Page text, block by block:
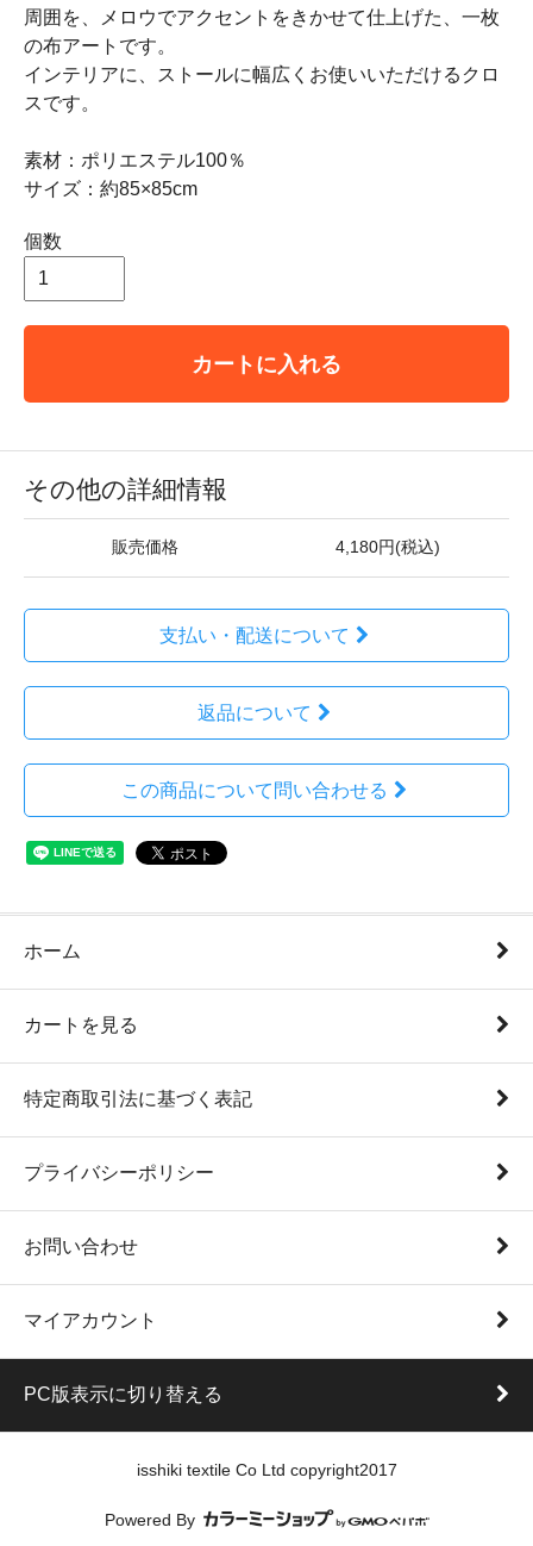
周囲を、メロウでアクセントをきかせて仕上げた、一枚
の布アートです。
インテリアに、ストールに幅広くお使いいただけるクロ
スです。
素材：ポリエステル100％
サイズ：約85×85cm
個数
カートに入れる
その他の詳細情報
販売価格 4,180円(税込)
支払い・配送について
返品について
この商品について問い合わせる
ホーム
カートを見る
特定商取引法に基づく表記
プライバシーポリシー
お問い合わせ
マイアカウント
PC版表示に切り替える
isshiki textile Co Ltd copyright2017
Powered By